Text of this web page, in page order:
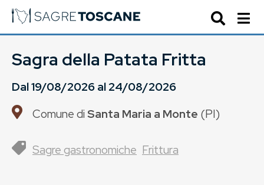
Sagra della Patata Fritta
Dal19/08/2026al24/08/2026
Comune diSanta Maria a Monte (PI)
Sagre gastronomiche Frittura